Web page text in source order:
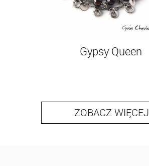
Gypsy Queen
ZOBACZ WIĘCEJ